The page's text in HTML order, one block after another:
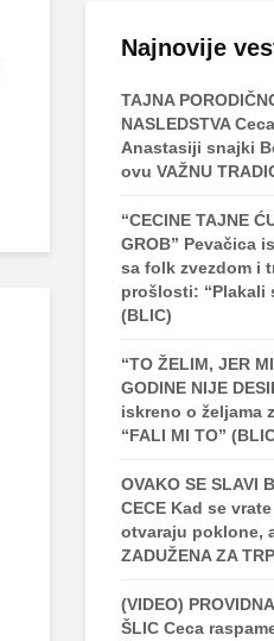
Najnovije
TAJNA
NASLEDSTVA
Anastasiji snajki
ovu VAŽNU
“CECINE TAJNE
GROB” Pevačica
sa folk zvezdom i
prošlosti: “Plakali
(BLIC)
“TO ŽELIM, JER
GODINE NIJE
iskreno o željama
“FALI MI TO”
OVAKO SE SLAVI
CECE Kad se
otvaraju poklone,
ZADUŽENA ZA
(VIDEO)
ŠLIC Ceca